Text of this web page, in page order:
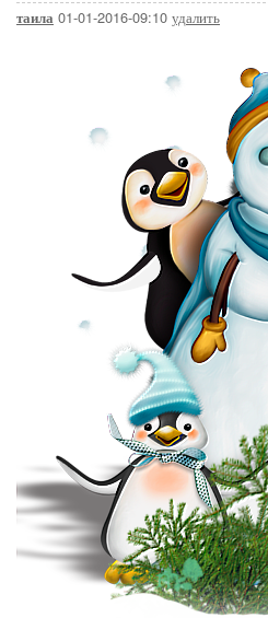
таила 01-01-2016-09:10 удалить